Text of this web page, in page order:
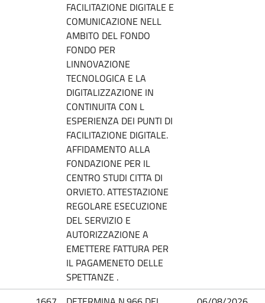
FACILITAZIONE DIGITALE E
COMUNICAZIONE NELL
AMBITO DEL FONDO
FONDO PER
LINNOVAZIONE
TECNOLOGICA E LA
DIGITALIZZAZIONE IN
CONTINUITA CON L
ESPERIENZA DEI PUNTI DI
FACILITAZIONE DIGITALE.
AFFIDAMENTO ALLA
FONDAZIONE PER IL
CENTRO STUDI CITTA DI
ORVIETO. ATTESTAZIONE
REGOLARE ESECUZIONE
DEL SERVIZIO E
AUTORIZZAZIONE A
EMETTERE FATTURA PER
IL PAGAMENETO DELLE
SPETTANZE .